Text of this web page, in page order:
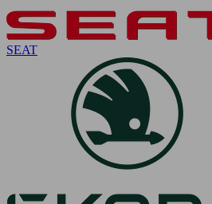
SEAT